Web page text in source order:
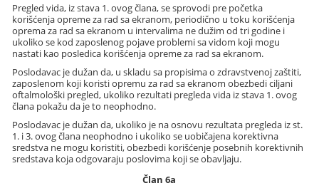
Pregled vida, iz stava 1. ovog člana, se sprovodi pre početka
korišćenja opreme za rad sa ekranom, periodično u toku korišćenja
oprema za rad sa ekranom u intervalima ne dužim od tri godine i
ukoliko se kod zaposlenog pojave problemi sa vidom koji mogu
nastati kao posledica korišćenja opreme za rad sa ekranom.
Poslodavac je dužan da, u skladu sa propisima o zdravstvenoj zaštiti,
zaposlenom koji koristi opremu za rad sa ekranom obezbedi ciljani
oftalmološki pregled, ukoliko rezultati pregleda vida iz stava 1. ovog
člana pokažu da je to neophodno.
Poslodavac je dužan da, ukoliko je na osnovu rezultata pregleda iz st.
1. i 3. ovog člana neophodno i ukoliko se uobičajena korektivna
sredstva ne mogu koristiti, obezbedi korišćenje posebnih korektivnih
sredstava koja odgovaraju poslovima koji se obavljaju.
Član 6a